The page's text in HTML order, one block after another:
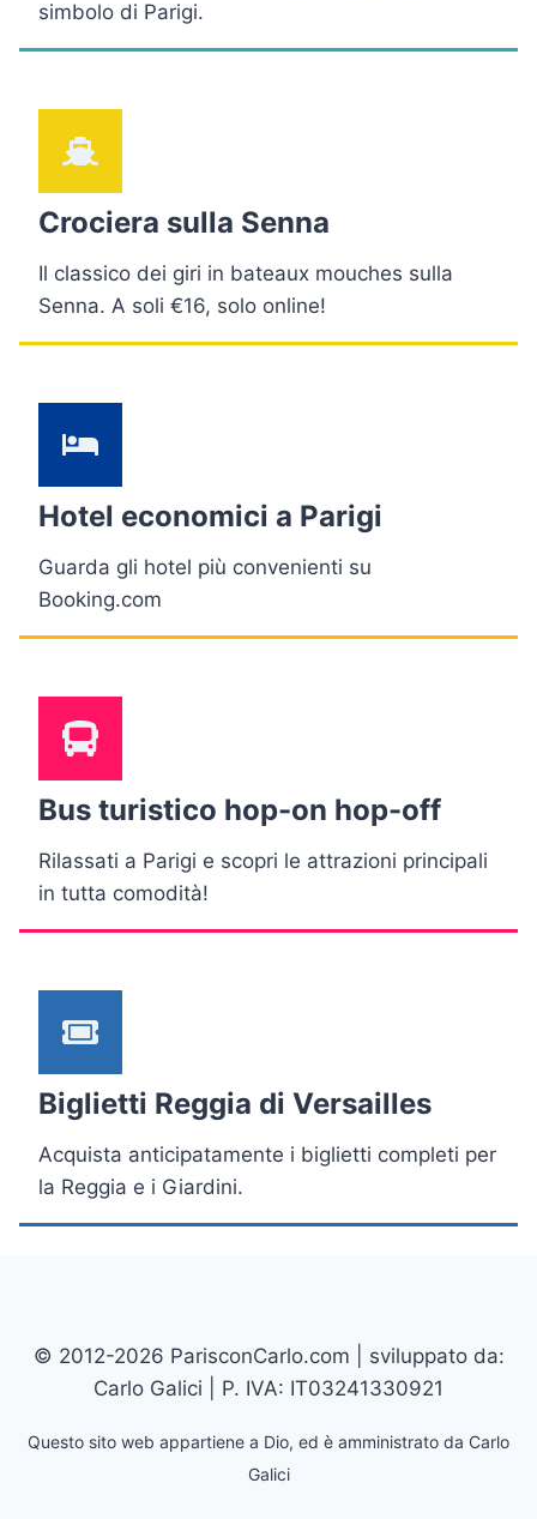
simbolo di Parigi.
Crociera sulla Senna
Il classico dei giri in bateaux mouches sulla
Senna. A soli €16, solo online!
Hotel economici a Parigi
Guarda gli hotel più convenienti su
Booking.com
Bus turistico hop-on hop-off
Rilassati a Parigi e scopri le attrazioni principali
in tutta comodità!
Biglietti Reggia di Versailles
Acquista anticipatamente i biglietti completi per
la Reggia e i Giardini.
© 2012-2026 ParisconCarlo.com | sviluppato da:
Carlo Galici | P. IVA: IT03241330921
Questo sito web appartiene a Dio, ed è amministrato da Carlo
Galici